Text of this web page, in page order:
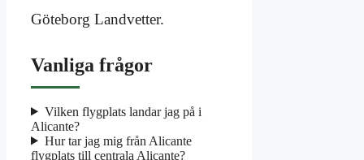
Göteborg Landvetter.
Vanliga frågor
Vilken flygplats landar jag på i
Alicante?
Hur tar jag mig från Alicante
flygplats till centrala Alicante?